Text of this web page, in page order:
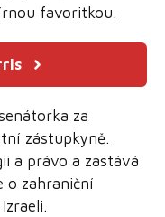
favoritkou.
za
zástupkyně.
a právo a zastává
o zahraniční